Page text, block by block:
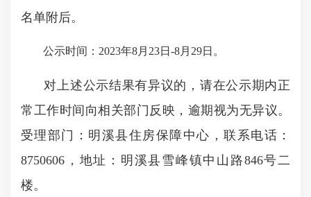
名单附后。
公示时间：2023年8月23日-8月29日。
对上述公示结果有异议的，请在公示期内正
常工作时间向相关部门反映，逾期视为无异议。
受理部门：明溪县住房保障中心，联系电话：
8750606，地址：明溪县雪峰镇中山路846号二
楼。